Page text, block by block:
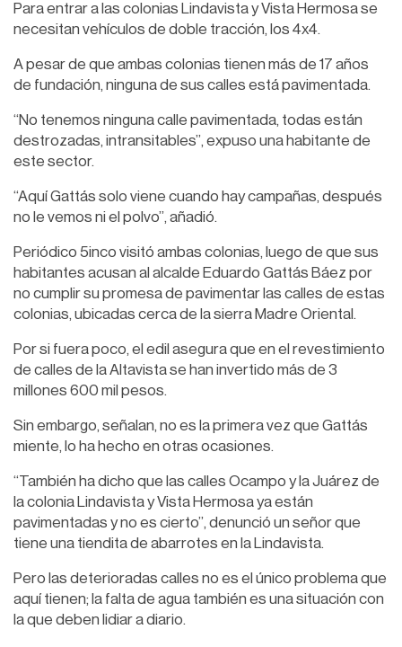
Para entrar a las colonias Lindavista y Vista Hermosa se
necesitan vehículos de doble tracción, los 4x4.
A pesar de que ambas colonias tienen más de 17 años
de fundación, ninguna de sus calles está pavimentada.
“No tenemos ninguna calle pavimentada, todas están
destrozadas, intransitables”, expuso una habitante de
este sector.
“Aquí Gattás solo viene cuando hay campañas, después
no le vemos ni el polvo”, añadió.
Periódico 5inco visitó ambas colonias, luego de que sus
habitantes acusan al alcalde Eduardo Gattás Báez por
no cumplir su promesa de pavimentar las calles de estas
colonias, ubicadas cerca de la sierra Madre Oriental.
Por si fuera poco, el edil asegura que en el revestimiento
de calles de la Altavista se han invertido más de 3
millones 600 mil pesos.
Sin embargo, señalan, no es la primera vez que Gattás
miente, lo ha hecho en otras ocasiones.
“También ha dicho que las calles Ocampo y la Juárez de
la colonia Lindavista y Vista Hermosa ya están
pavimentadas y no es cierto”, denunció un señor que
tiene una tiendita de abarrotes en la Lindavista.
Pero las deterioradas calles no es el único problema que
aquí tienen; la falta de agua también es una situación con
la que deben lidiar a diario.